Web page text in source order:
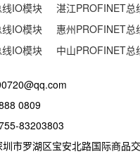
IO模块
湛江PROFINET总
IO模块
惠州PROFINET总
IO模块
中山PROFINET总
0809
83203803
市罗湖区宝安北路国际商品